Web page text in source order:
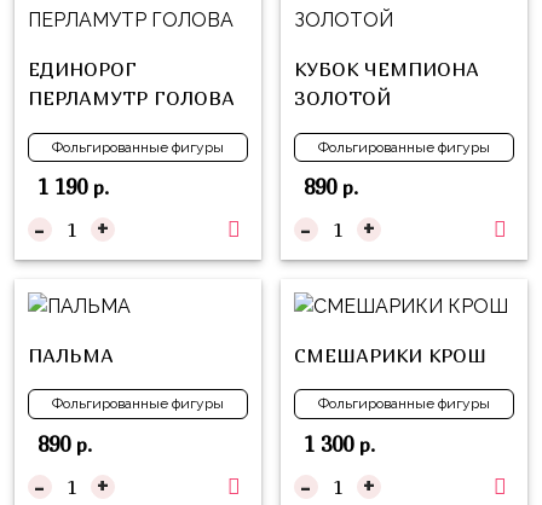
ЕДИНОРОГ
ПЕРЛАМУТР ГОЛОВА
Фольгированные фигуры
1 190р.
- +
КУБОК ЧЕМПИОНА
ЗОЛОТОЙ
Фольгированные фигуры
890р.
- +
ПАЛЬМА
Фольгированные фигуры
890р.
- +
СМЕШАРИКИ КРОШ
Фольгированные фигуры
1 300р.
- +
Куклы
Для
Для
Неё
Мишка
Тедди
Транспорт
Техника
Животные
Морская
Тема